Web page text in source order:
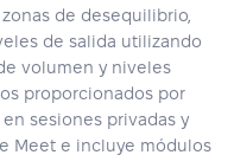
de desequilibrio,
de salida utilizando
volumen y niveles
proporcionados por
sesiones privadas y
Meet e incluye módulos